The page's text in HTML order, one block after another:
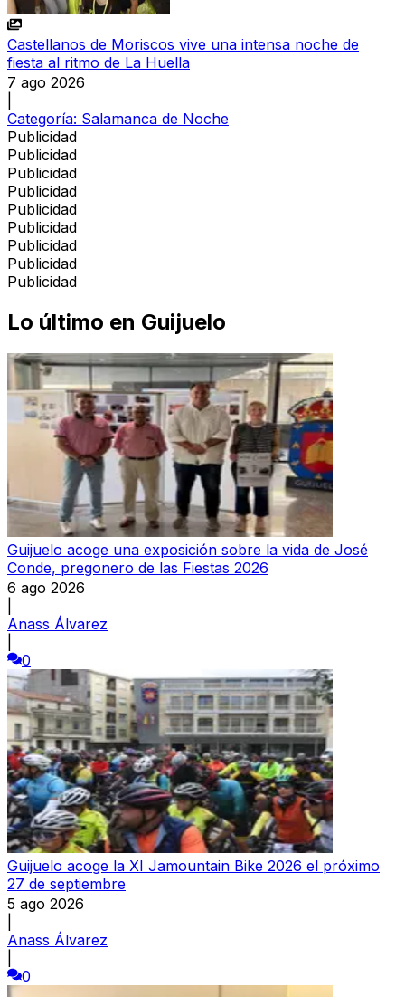
Castellanos de Moriscos vive una intensa noche de
fiesta al ritmo de La Huella
7 ago 2026
Categoría: Salamanca de Noche
Publicidad
Publicidad
Publicidad
Publicidad
Publicidad
Publicidad
Publicidad
Publicidad
Publicidad
Lo último en Guijuelo
Guijuelo acoge una exposición sobre la vida de José
Conde, pregonero de las Fiestas 2026
6 ago 2026
Anass Álvarez
0
Guijuelo acoge la XI Jamountain Bike 2026 el próximo
27 de septiembre
5 ago 2026
Anass Álvarez
0